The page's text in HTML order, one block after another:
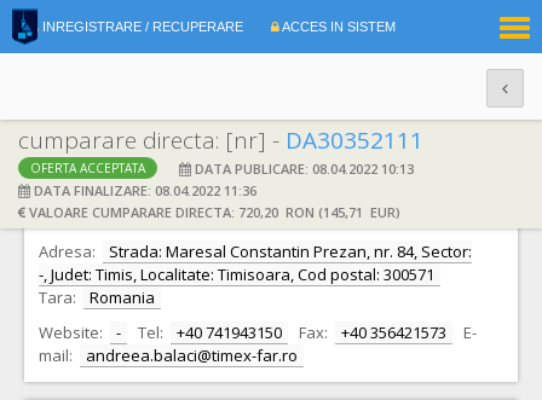
INREGISTRARE / RECUPERARE ACCES IN SISTEM
cumparare directa: [nr] - DA30352111
OFERTA ACCEPTATA
DATA PUBLICARE: 08.04.2022 10:13
DATA FINALIZARE: 08.04.2022 11:36
VALOARE CUMPARARE DIRECTA: 720,20 RON (145,71 EUR)
DATE IDENTIFICARE OFERTANT
Ofertant: S.C. TIMEX - FAR SRL S.R.L. CIF: 28435056
Adresa:
Strada: Maresal Constantin Prezan, nr. 84, Sector:
-, Judet: Timis, Localitate: Timisoara, Cod postal: 300571
Tara:
Romania
Website:
- Tel: +40 741943150 Fax: +40 356421573
E-
mail:
andreea.balaci@timex-far.ro